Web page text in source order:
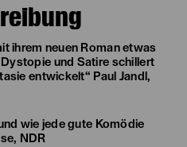
ihrem neuen Roman etwas
und Satire schillert
entwickelt“ Paul Jandl,
wie jede gute Komödie
NDR